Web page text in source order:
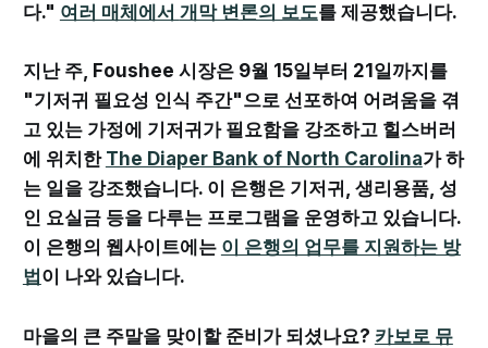
다." 여러 매체에서 개막 변론의 보도를 제공했습니다.
지난 주, Foushee 시장은 9월 15일부터 21일까지를
"기저귀 필요성 인식 주간"으로 선포하여 어려움을 겪
고 있는 가정에 기저귀가 필요함을 강조하고 힐스버러
에 위치한 The Diaper Bank of North Carolina가 하
는 일을 강조했습니다. 이 은행은 기저귀, 생리용품, 성
인 요실금 등을 다루는 프로그램을 운영하고 있습니다.
이 은행의 웹사이트에는 이 은행의 업무를 지원하는 방
법 이 나와 있습니다.
마을의 큰 주말을 맞이할 준비가 되셨나요? 카보로 뮤